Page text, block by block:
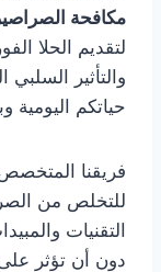
مكافحة
لتقديم الحلا
والتأثير
حياتكم اليومية
فريقنا
للتخلص من
التقنيات
دون أن تؤثر